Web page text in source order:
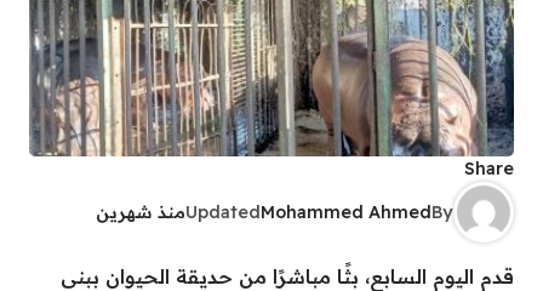
Share
By
Mohammed Ahmed
Updatedمنذ شهرين
قدم اليوم السابع، بثًا مباشرًا من حديقة الحيوان ببنى